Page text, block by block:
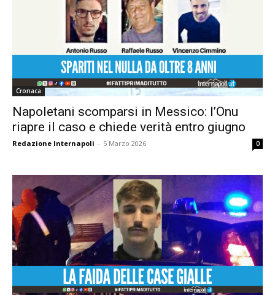
Cronaca
Napoletani scomparsi in Messico: l’Onu
riapre il caso e chiede verità entro giugno
Redazione Internapoli - 5 Marzo 2026 0